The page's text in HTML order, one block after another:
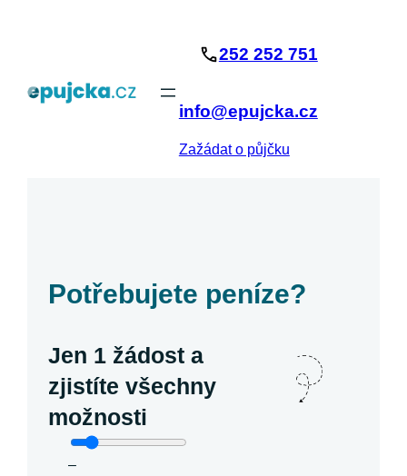
252 252 751
info@epujcka.cz
Zažádat o půjčku
Potřebujete peníze?
Jen 1 žádost a
zjistíte všechny
možnosti
–